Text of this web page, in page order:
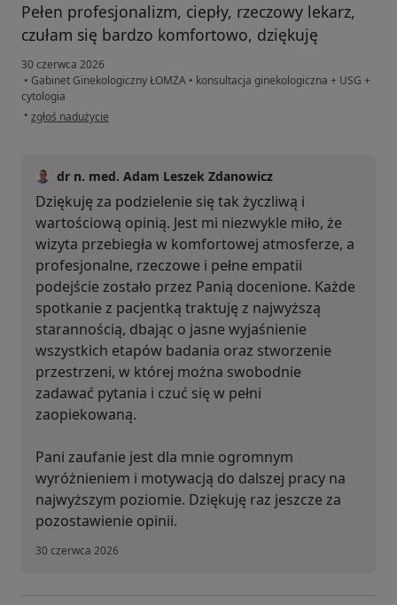
Pełen profesjonalizm, ciepły, rzeczowy lekarz,
czułam się bardzo komfortowo, dziękuję
30 czerwca 2026
• Gabinet Ginekologiczny ŁOMŻA • konsultacja ginekologiczna + USG +
cytologia
• w opinii użytkownika EwaG
zgłoś nadużycie
dr n. med. Adam Leszek Zdanowicz
Dziękuję za podzielenie się tak życzliwą i
wartościową opinią. Jest mi niezwykle miło, że
wizyta przebiegła w komfortowej atmosferze, a
profesjonalne, rzeczowe i pełne empatii
podejście zostało przez Panią docenione. Każde
spotkanie z pacjentką traktuję z najwyższą
starannością, dbając o jasne wyjaśnienie
wszystkich etapów badania oraz stworzenie
przestrzeni, w której można swobodnie
zadawać pytania i czuć się w pełni
zaopiekowaną.
Pani zaufanie jest dla mnie ogromnym
wyróżnieniem i motywacją do dalszej pracy na
najwyższym poziomie. Dziękuję raz jeszcze za
pozostawienie opinii.
30 czerwca 2026